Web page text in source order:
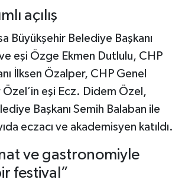
açılış
Büyükşehir Belediye Başkanı
eşi Özge Ekmen Dutlulu, CHP
İlksen Özalper, CHP Genel
Özel’in eşi Ecz. Didem Özel,
Başkanı Semih Balaban ile
eczacı ve akademisyen katıldı.
ve gastronomiyle
festival”